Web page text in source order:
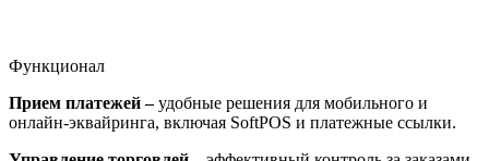
Функционал
Прием платежей –удобные решения для мобильного и
онлайн-эквайринга, включая SoftPOS и платежные ссылки.